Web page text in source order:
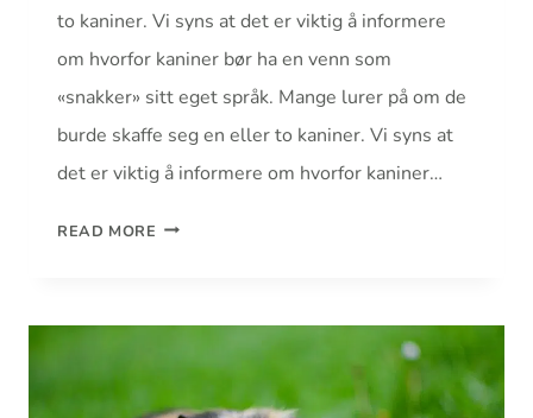
to kaniner. Vi syns at det er viktig å informere
om hvorfor kaniner bør ha en venn som
«snakker» sitt eget språk. Mange lurer på om de
burde skaffe seg en eller to kaniner. Vi syns at
det er viktig å informere om hvorfor kaniner…
READ MORE HVORFOR
ENN
EN!